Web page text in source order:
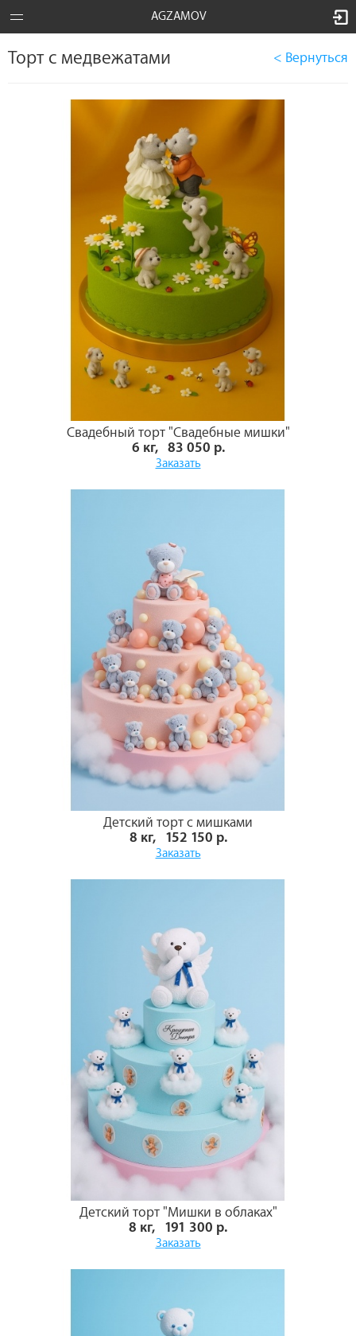
AGZAMOV
Торт с медвежатами < Вернуться
Свадебный торт "Свадебные мишки"
6 кг, 83 050 р.
Заказать
Детский торт с мишками
8 кг, 152 150 р.
Заказать
Детский торт "Мишки в облаках"
8 кг, 191 300 р.
Заказать